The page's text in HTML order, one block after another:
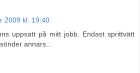
2009 kl. 19:40
uppsatt på mitt jobb. Endast sprittvätt
annars...